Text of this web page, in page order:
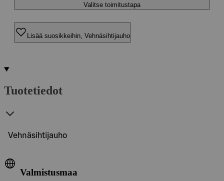
Valitse toimitustapa
Lisää suosikkeihin, Vehnäsihtijauho
Tuotetiedot
Vehnäsihtijauho
Valmistusmaa